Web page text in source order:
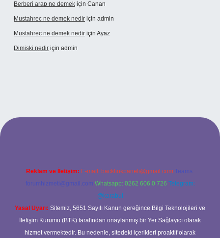
Berberi arap ne demek için Canan
Mustahrec ne demek nedir için admin
Mustahrec ne demek nedir için Ayaz
Dimiski nedir için admin
tulipbett.net/
Reklam ve İletişim: E-mail: backlinkpaneli@gmail.com Teams:
forumhizmeti@gmail.com Whatsapp: 0262 606 0 726 Telegram:
@karabul
Yasal Uyarı: Sitemiz, 5651 Sayılı Kanun gereğince Bilgi Teknolojileri ve
İletişim Kurumu (BTK) tarafından onaylanmış bir Yer Sağlayıcı olarak
hizmet vermektedir. Bu nedenle, sitedeki içerikleri proaktif olarak